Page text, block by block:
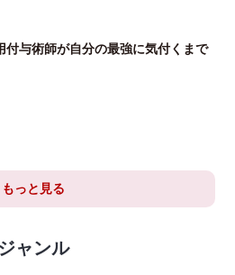
付与術師が自分の最強に気付くまで
もっと見る
ジャンル